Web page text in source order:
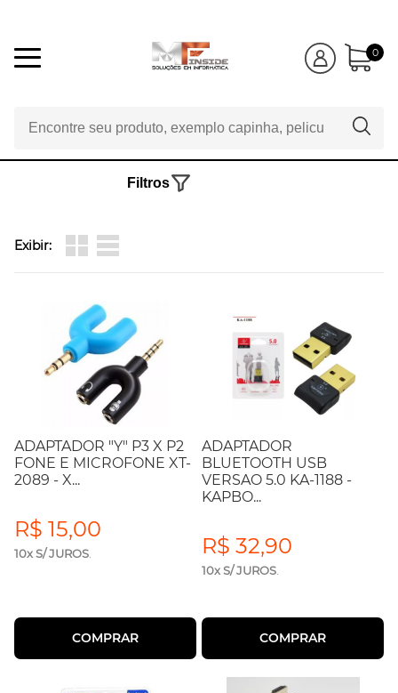
0
Exibir:
Filtros
ADAPTADOR "Y" P3 X P2
FONE E MICROFONE XT-
2089 - X...
R$ 15,00
10x S/ JUROS
COMPRAR
ADAPTADOR
BLUETOOTH USB
VERSAO 5.0 KA-1188 -
KAPBO...
R$ 32,90
10x S/ JUROS
COMPRAR